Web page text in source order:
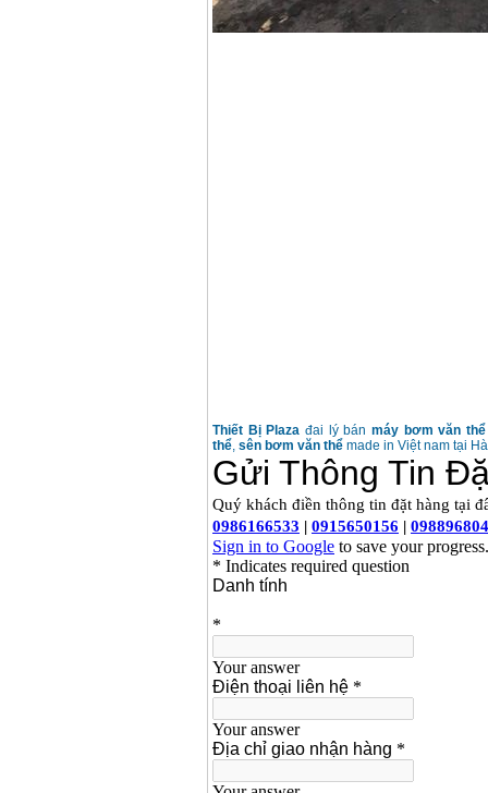
Thiết Bị Plaza đai lý bán máy bơm văn
thể, sên bơm văn thể made in Việt nam tại